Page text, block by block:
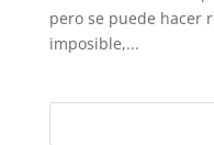
pero se puede hacer
imposible,...